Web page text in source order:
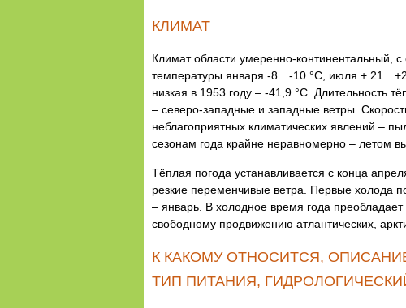
КЛИМАТ
Климат области умеренно-континентальный,
температуры января -8…-10 °C, июля +
низкая в 1953 году – -41,9 °С. Длительность
– северо-западные и западные ветры.
неблагоприятных климатических явлений –
сезонам года крайне неравномерно – летом
Тёплая погода устанавливается с конца
резкие переменчивые ветра. Первые холода
– январь. В холодное время года преобладает
свободному продвижению атлантических,
К КАКОМУ ОТНОСИТСЯ,
ТИП ПИТАНИЯ,